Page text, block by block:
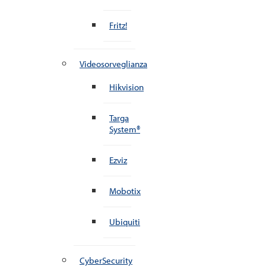
Fritz!
Videosorveglianza
Hikvision
Targa
System®
Ezviz
Mobotix
Ubiquiti
CyberSecurity